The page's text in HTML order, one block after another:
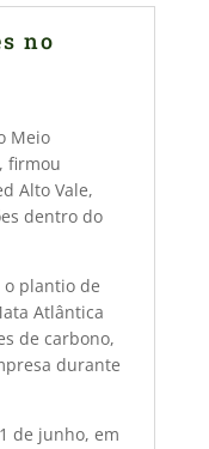
no
Meio
firmou
Alto Vale,
dentro do
plantio de
Atlântica
de carbono,
durante
de junho, em